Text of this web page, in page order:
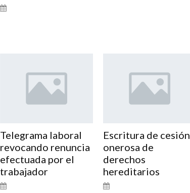
Telegrama laboral
revocando renuncia
efectuada por el
trabajador
Escritura de cesión
onerosa de
derechos
hereditarios